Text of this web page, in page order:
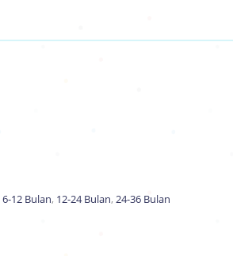
6-12 Bulan, 12-24 Bulan, 24-36 Bulan